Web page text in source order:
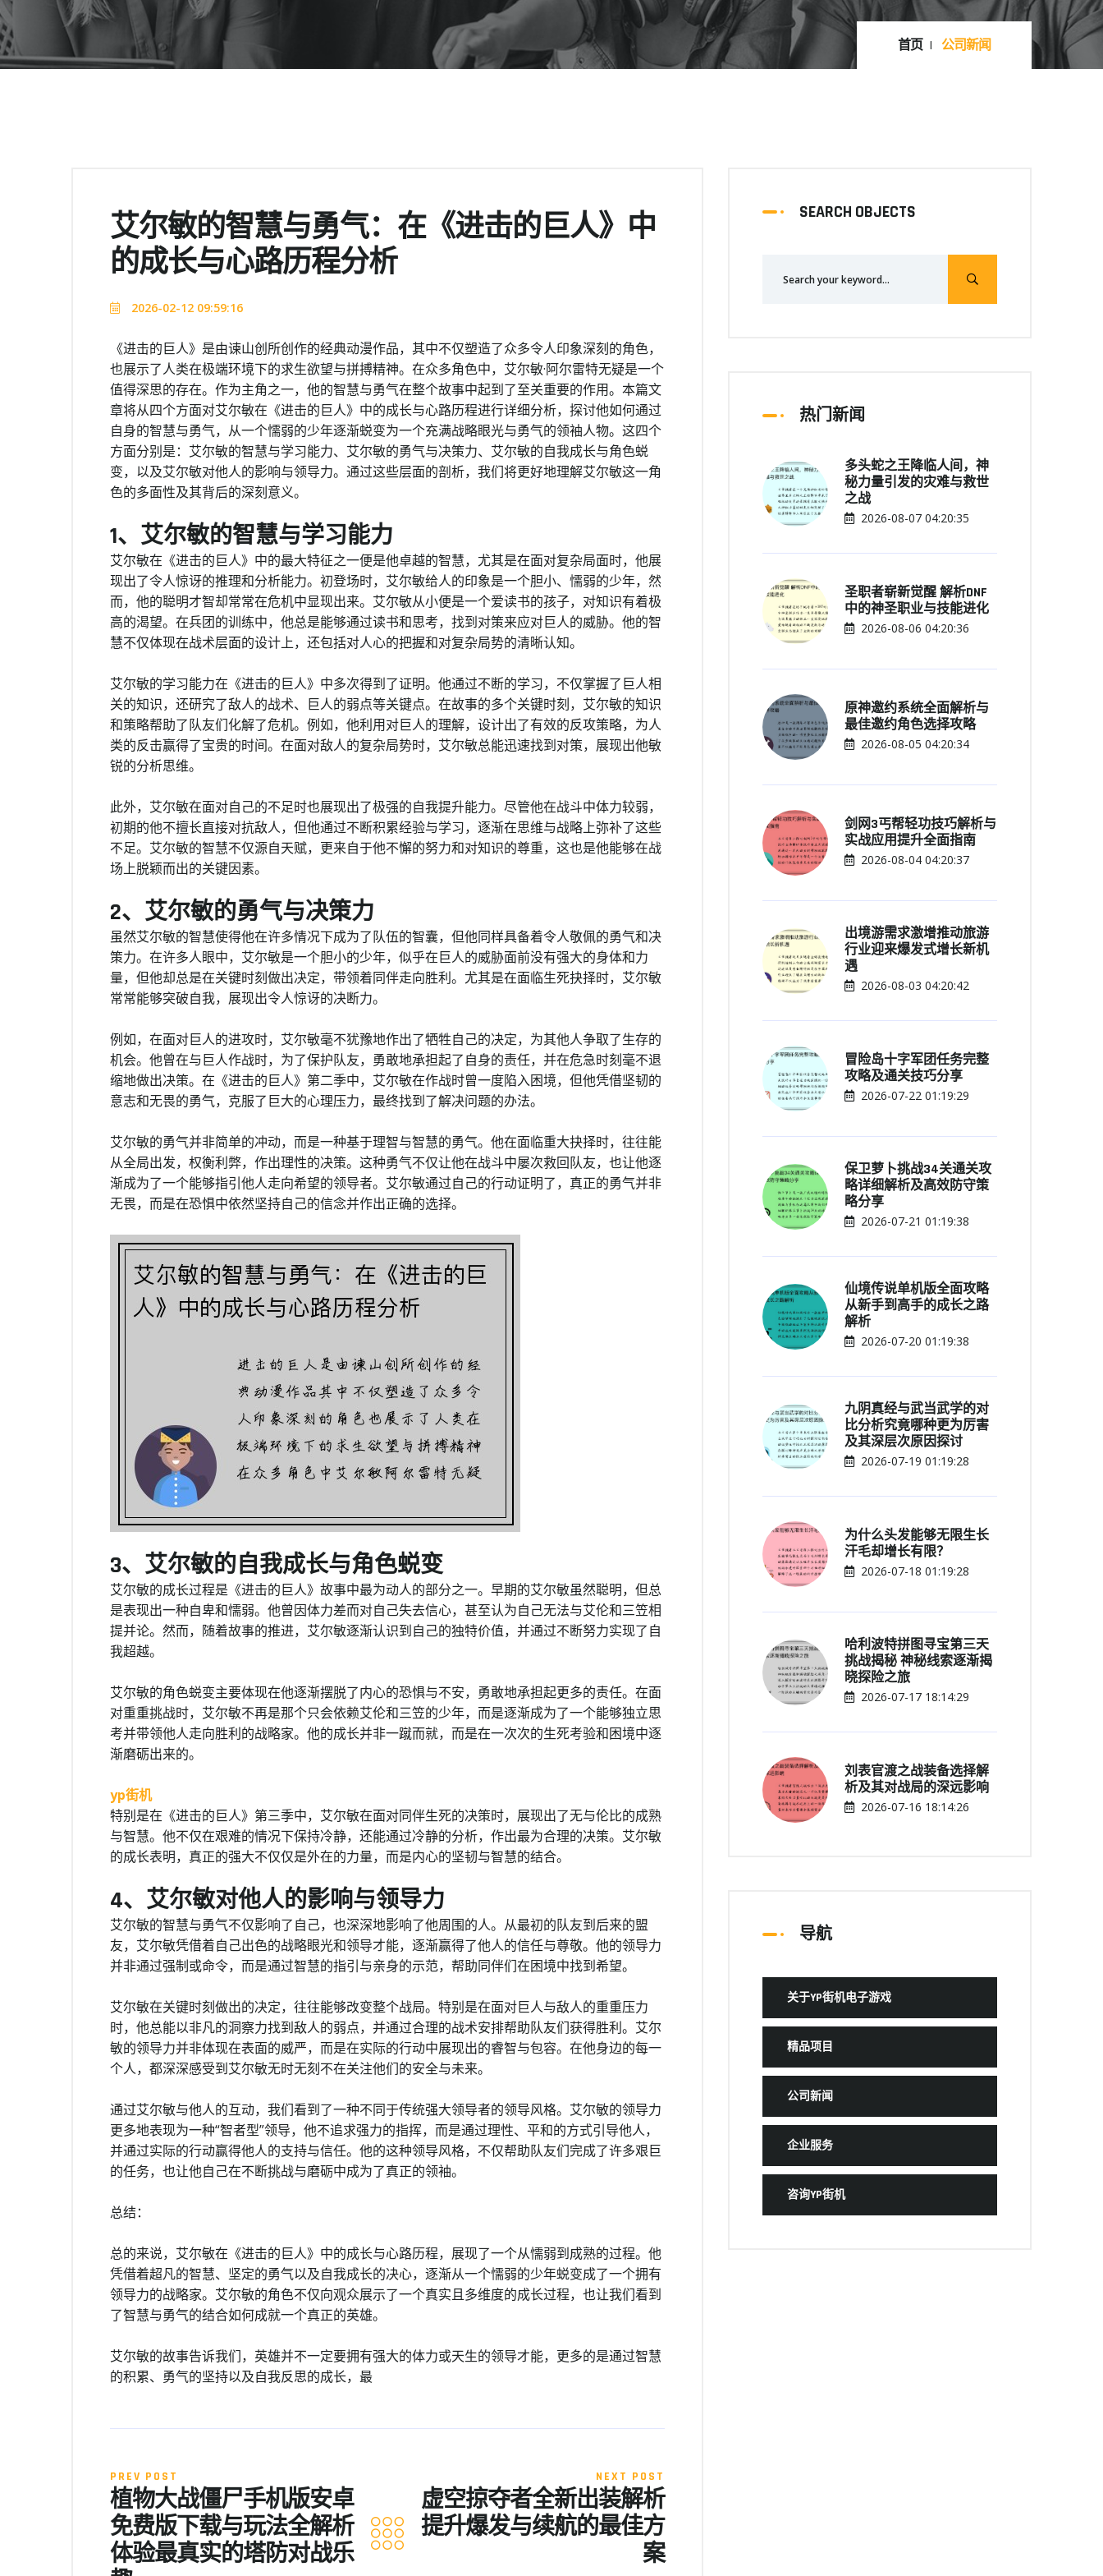
首页 公司新闻
艾尔敏的智慧与勇气：在《进击的巨人》中
的成长与心路历程分析
2026-02-12 09:59:16
《进击的巨人》是由谏山创所创作的经典动漫作品，其中不仅塑造了众多令人印象深刻的角色，
也展示了人类在极端环境下的求生欲望与拼搏精神。在众多角色中，艾尔敏·阿尔雷特无疑是一个
值得深思的存在。作为主角之一，他的智慧与勇气在整个故事中起到了至关重要的作用。本篇文
章将从四个方面对艾尔敏在《进击的巨人》中的成长与心路历程进行详细分析，探讨他如何通过
自身的智慧与勇气，从一个懦弱的少年逐渐蜕变为一个充满战略眼光与勇气的领袖人物。这四个
方面分别是：艾尔敏的智慧与学习能力、艾尔敏的勇气与决策力、艾尔敏的自我成长与角色蜕
变，以及艾尔敏对他人的影响与领导力。通过这些层面的剖析，我们将更好地理解艾尔敏这一角
色的多面性及其背后的深刻意义。
1、艾尔敏的智慧与学习能力
艾尔敏在《进击的巨人》中的最大特征之一便是他卓越的智慧，尤其是在面对复杂局面时，他展
现出了令人惊讶的推理和分析能力。初登场时，艾尔敏给人的印象是一个胆小、懦弱的少年，然
而，他的聪明才智却常常在危机中显现出来。艾尔敏从小便是一个爱读书的孩子，对知识有着极
高的渴望。在兵团的训练中，他总是能够通过读书和思考，找到对策来应对巨人的威胁。他的智
慧不仅体现在战术层面的设计上，还包括对人心的把握和对复杂局势的清晰认知。
艾尔敏的学习能力在《进击的巨人》中多次得到了证明。他通过不断的学习，不仅掌握了巨人相
关的知识，还研究了敌人的战术、巨人的弱点等关键点。在故事的多个关键时刻，艾尔敏的知识
和策略帮助了队友们化解了危机。例如，他利用对巨人的理解，设计出了有效的反攻策略，为人
类的反击赢得了宝贵的时间。在面对敌人的复杂局势时，艾尔敏总能迅速找到对策，展现出他敏
锐的分析思维。
此外，艾尔敏在面对自己的不足时也展现出了极强的自我提升能力。尽管他在战斗中体力较弱，
初期的他不擅长直接对抗敌人，但他通过不断积累经验与学习，逐渐在思维与战略上弥补了这些
不足。艾尔敏的智慧不仅源自天赋，更来自于他不懈的努力和对知识的尊重，这也是他能够在战
场上脱颖而出的关键因素。
2、艾尔敏的勇气与决策力
虽然艾尔敏的智慧使得他在许多情况下成为了队伍的智囊，但他同样具备着令人敬佩的勇气和决
策力。在许多人眼中，艾尔敏是一个胆小的少年，似乎在巨人的威胁面前没有强大的身体和力
量，但他却总是在关键时刻做出决定，带领着同伴走向胜利。尤其是在面临生死抉择时，艾尔敏
常常能够突破自我，展现出令人惊讶的决断力。
例如，在面对巨人的进攻时，艾尔敏毫不犹豫地作出了牺牲自己的决定，为其他人争取了生存的
机会。他曾在与巨人作战时，为了保护队友，勇敢地承担起了自身的责任，并在危急时刻毫不退
缩地做出决策。在《进击的巨人》第二季中，艾尔敏在作战时曾一度陷入困境，但他凭借坚韧的
意志和无畏的勇气，克服了巨大的心理压力，最终找到了解决问题的办法。
艾尔敏的勇气并非简单的冲动，而是一种基于理智与智慧的勇气。他在面临重大抉择时，往往能
从全局出发，权衡利弊，作出理性的决策。这种勇气不仅让他在战斗中屡次救回队友，也让他逐
渐成为了一个能够指引他人走向希望的领导者。艾尔敏通过自己的行动证明了，真正的勇气并非
无畏，而是在恐惧中依然坚持自己的信念并作出正确的选择。
3、艾尔敏的自我成长与角色蜕变
艾尔敏的成长过程是《进击的巨人》故事中最为动人的部分之一。早期的艾尔敏虽然聪明，但总
是表现出一种自卑和懦弱。他曾因体力差而对自己失去信心，甚至认为自己无法与艾伦和三笠相
提并论。然而，随着故事的推进，艾尔敏逐渐认识到自己的独特价值，并通过不断努力实现了自
我超越。
艾尔敏的角色蜕变主要体现在他逐渐摆脱了内心的恐惧与不安，勇敢地承担起更多的责任。在面
对重重挑战时，艾尔敏不再是那个只会依赖艾伦和三笠的少年，而是逐渐成为了一个能够独立思
考并带领他人走向胜利的战略家。他的成长并非一蹴而就，而是在一次次的生死考验和困境中逐
渐磨砺出来的。
yp街机
特别是在《进击的巨人》第三季中，艾尔敏在面对同伴生死的决策时，展现出了无与伦比的成熟
与智慧。他不仅在艰难的情况下保持冷静，还能通过冷静的分析，作出最为合理的决策。艾尔敏
的成长表明，真正的强大不仅仅是外在的力量，而是内心的坚韧与智慧的结合。
4、艾尔敏对他人的影响与领导力
艾尔敏的智慧与勇气不仅影响了自己，也深深地影响了他周围的人。从最初的队友到后来的盟
友，艾尔敏凭借着自己出色的战略眼光和领导才能，逐渐赢得了他人的信任与尊敬。他的领导力
并非通过强制或命令，而是通过智慧的指引与亲身的示范，帮助同伴们在困境中找到希望。
艾尔敏在关键时刻做出的决定，往往能够改变整个战局。特别是在面对巨人与敌人的重重压力
时，他总能以非凡的洞察力找到敌人的弱点，并通过合理的战术安排帮助队友们获得胜利。艾尔
敏的领导力并非体现在表面的威严，而是在实际的行动中展现出的睿智与包容。在他身边的每一
个人，都深深感受到艾尔敏无时无刻不在关注他们的安全与未来。
通过艾尔敏与他人的互动，我们看到了一种不同于传统强大领导者的领导风格。艾尔敏的领导力
更多地表现为一种“智者型”领导，他不追求强力的指挥，而是通过理性、平和的方式引导他人，
并通过实际的行动赢得他人的支持与信任。他的这种领导风格，不仅帮助队友们完成了许多艰巨
的任务，也让他自己在不断挑战与磨砺中成为了真正的领袖。
总结：
总的来说，艾尔敏在《进击的巨人》中的成长与心路历程，展现了一个从懦弱到成熟的过程。他
凭借着超凡的智慧、坚定的勇气以及自我成长的决心，逐渐从一个懦弱的少年蜕变成了一个拥有
领导力的战略家。艾尔敏的角色不仅向观众展示了一个真实且多维度的成长过程，也让我们看到
了智慧与勇气的结合如何成就一个真正的英雄。
艾尔敏的故事告诉我们，英雄并不一定要拥有强大的体力或天生的领导才能，更多的是通过智慧
的积累、勇气的坚持以及自我反思的成长，最
PREV POST
植物大战僵尸手机版安卓
免费版下载与玩法全解析
体验最真实的塔防对战乐
NEXT POST
虚空掠夺者全新出装解析
提升爆发与续航的最佳方
案
SEARCH OBJECTS
热门新闻
多头蛇之王降临人间，神
秘力量引发的灾难与救世
之战
2026-08-07 04:20:35
圣职者崭新觉醒 解析DNF
中的神圣职业与技能进化
2026-08-06 04:20:36
原神邀约系统全面解析与
最佳邀约角色选择攻略
2026-08-05 04:20:34
剑网3丐帮轻功技巧解析与
实战应用提升全面指南
2026-08-04 04:20:37
出境游需求激增推动旅游
行业迎来爆发式增长新机
遇
2026-08-03 04:20:42
冒险岛十字军团任务完整
攻略及通关技巧分享
2026-07-22 01:19:29
保卫萝卜挑战34关通关攻
略详细解析及高效防守策
略分享
2026-07-21 01:19:38
仙境传说单机版全面攻略
从新手到高手的成长之路
解析
2026-07-20 01:19:38
九阴真经与武当武学的对
比分析究竟哪种更为厉害
及其深层次原因探讨
2026-07-19 01:19:28
为什么头发能够无限生长
汗毛却增长有限？
2026-07-18 01:19:28
哈利波特拼图寻宝第三天
挑战揭秘 神秘线索逐渐揭
晓探险之旅
2026-07-17 18:14:29
刘表官渡之战装备选择解
析及其对战局的深远影响
2026-07-16 18:14:26
导航
关于YP街机电子游戏
精品项目
公司新闻
企业服务
咨询YP街机